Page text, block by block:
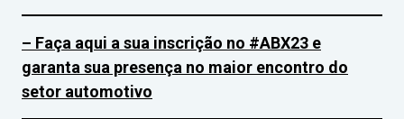
– Faça aqui a sua inscrição no #ABX23 e
garanta sua presença no maior encontro do
setor automotivo